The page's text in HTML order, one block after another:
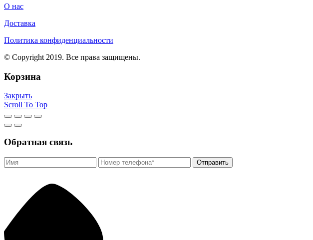
О нас
Доставка
Политика конфиденциальности
© Copyright 2019. Все права защищены.
Корзина
Закрыть
Scroll To Top
Обратная связь
Отправить